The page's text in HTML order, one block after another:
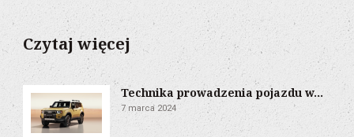
Czytaj więcej
Technika prowadzenia pojazdu w...
7 marca 2024